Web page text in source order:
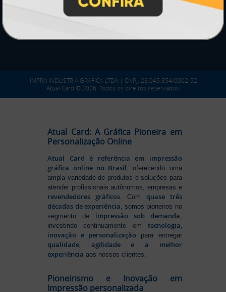
IMPRA INDUSTRIA GRAFICA LTDA | CNPJ: 28.045.354/0002-52
Atual Card © 2026. Todos os direitos reservados.
Atual Card: A Gráfica Pioneira em
Personalização Online
Atual Card é referência em impressão
gráfica online no Brasil , oferecendo uma
ampla variedade de produtos e soluções para
atender profissionais autônomos, empresas e
revendedores gráficos. Comquase três
décadas de experiência , somos pioneiros no
segmento de impressão sob demanda
investindo continuamente em tecnologia,
inovação e personalização para entregar
qualidade, agilidade e a melhor
experiência aos nossos clientes.
Pioneirismo e Inovação em
Impressão personalizada